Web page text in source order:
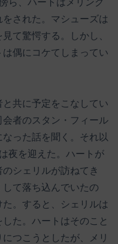
ら、ハートはメリング
された。マシューズは
て驚愕する。しかし、
偶にコケてしまってい
共に予定をこなしてい
者のスタン・フィール
った話を聞く。それ以
夜を迎えた。ハートが
シェリルが訪ねてき
て落ち込んでいたの
。すると、シェリルは
た。ハートはそのこと
つこうとしたが、メリ